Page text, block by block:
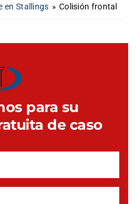
en Stallings » Colisión frontal
para su
de caso